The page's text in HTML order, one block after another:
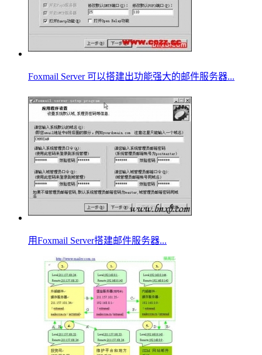
Foxmail Server 可以搭建出功能强大的邮件服务器...
用Foxmail Server搭建邮件服务器...